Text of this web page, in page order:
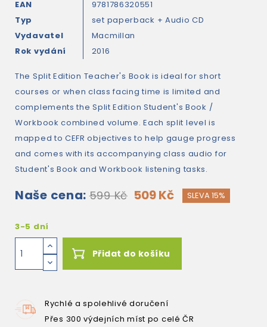
EAN
9781786320551
Typ
set paperback + Audio CD
Vydavatel
Macmillan
Rok vydání
2016
The Split Edition Teacher's Book is ideal for short
courses or when class facing time is limited and
complements the Split Edition Student's Book /
Workbook combined volume. Each split level is
mapped to CEFR objectives to help gauge progress
and comes with its accompanying class audio for
Student's Book and Workbook listening tasks.
Naše cena: 599 Kč 509 Kč SLEVA 15%
3-5 dní
Přidat do košíku
Rychlé a spolehlivé doručení
Přes 300 výdejních míst po celé ČR